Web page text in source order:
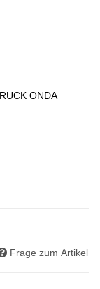
ONDA
Frage zum Artikel